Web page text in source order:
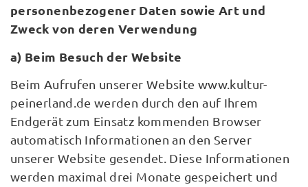
personenbezogener Daten sowie Art und
Zweck von deren Verwendung
a) Beim Besuch der Website
Beim Aufrufen unserer Website www.kultur-
peinerland.de werden durch den auf Ihrem
Endgerät zum Einsatz kommenden Browser
automatisch Informationen an den Server
unserer Website gesendet. Diese Informationen
werden maximal drei Monate gespeichert und